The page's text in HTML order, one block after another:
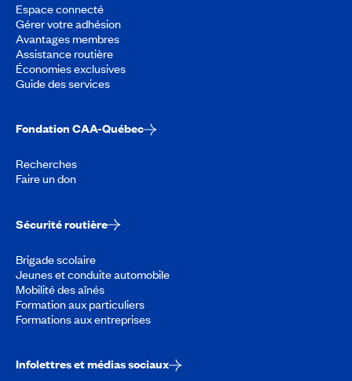
Espace connecté
Gérer votre adhésion
Avantages membres
Assistance routière
Économies exclusives
Guide des services
Fondation CAA-Québec
Recherches
Faire un don
Sécurité routière
Brigade scolaire
Jeunes et conduite automobile
Mobilité des aînés
Formation aux particuliers
Formations aux entreprises
Infolettres et médias sociaux